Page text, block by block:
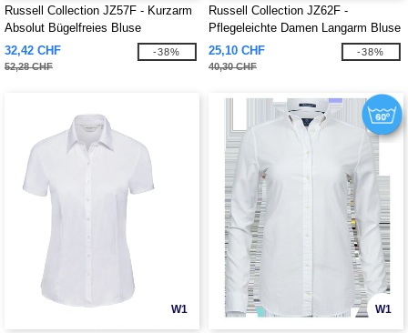
Russell Collection JZ57F - Kurzarm
Absolut Bügelfreies Bluse
32,42 CHF
52,28 CHF
-38%
Russell Collection JZ62F -
Pflegeleichte Damen Langarm Bluse
25,10 CHF
40,30 CHF
-38%
W1 W1